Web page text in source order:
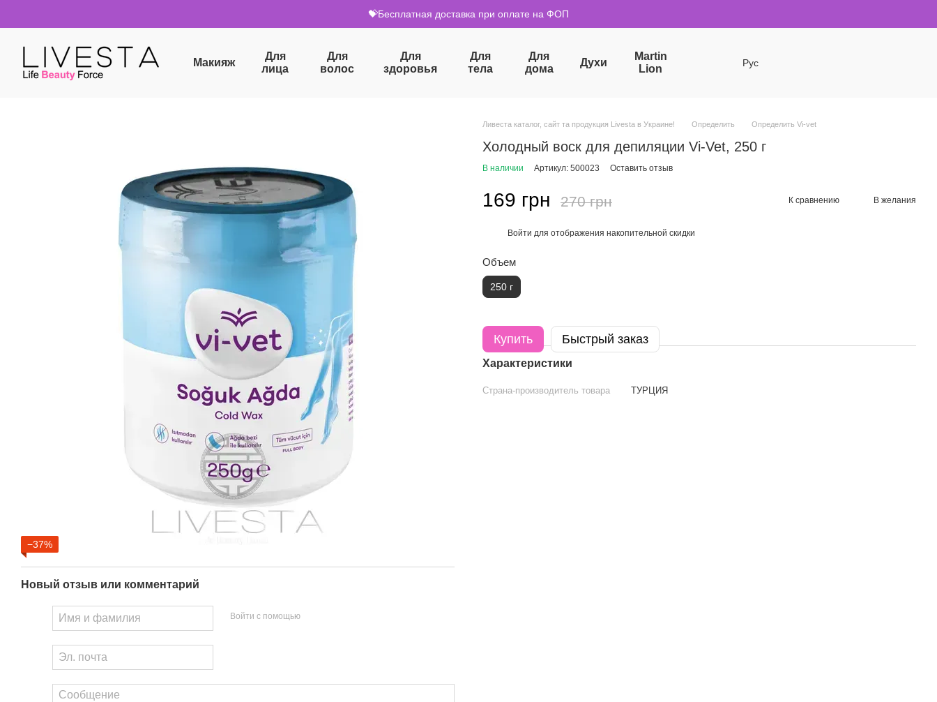
💝Бесплатная доставка при оплате на ФОП
Макияж
Для
лица
Для
волос
Для
здоровья
Для
тела
Для
дома
Духи
Martin
Lion
Рус
−37%
Новый отзыв или комментарий
Войти с помощью
Ливеста каталог, сайт та продукция Livesta в Украине! Определить Определить Vi-vet
Холодный воск для депиляции Vi-Vet, 250 г
В наличии Артикул: 500023 Оставить отзыв
169 грн 270 грн К сравнению В желания
Войти для отображения накопительной скидки
Объем
250 г
Купить Быстрый заказ
Характеристики
Страна-производитель товара ТУРЦИЯ